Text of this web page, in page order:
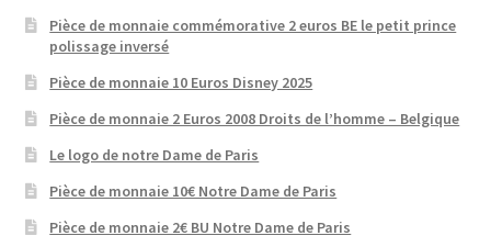
Pièce de monnaie commémorative 2 euros BE le petit prince
polissage inversé
Pièce de monnaie 10 Euros Disney 2025
Pièce de monnaie 2 Euros 2008 Droits de l’homme – Belgique
Le logo de notre Dame de Paris
Pièce de monnaie 10€ Notre Dame de Paris
Pièce de monnaie 2€ BU Notre Dame de Paris